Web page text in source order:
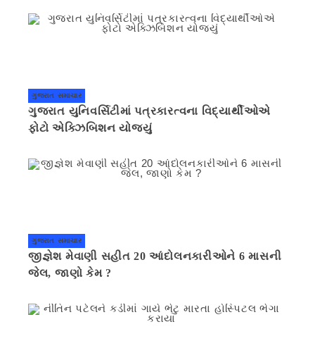
ગુજરાત સમાચાર
ગુજરાત યુનિવર્સિટીમાં પત્રકારત્વના વિદ્યાર્થીઓએ
ફોટો એક્ઝિબિશન યોજ્યું
ગુજરાત સમાચાર
જીજ્ઞેશ મેવાણી સહીત 20 આંદોલનકારીઓને 6 માસની
જેલ, જાણો કેમ ?